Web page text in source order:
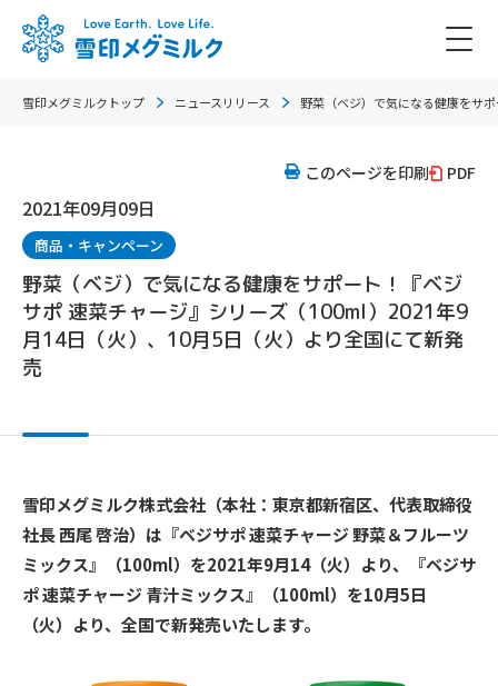
雪印メグミルクトップ ニュースリリース 野菜（ベジ）で気になる健康をサ
このページを印刷 PDF
2021年09月09日
商品・キャンペーン
野菜（ベジ）で気になる健康をサポート！『ベジ
サポ 速菜チャージ』シリーズ（100ml）2021年9
月14日（火）、10月5日（火）より全国にて新発
売
雪印メグミルク株式会社（本社：東京都新宿区、代表取締役
社長 西尾 啓治）は『ベジサポ 速菜チャージ 野菜＆フルーツ
ミックス』（100ml）を2021年9月14（火）より、『ベジサ
ポ 速菜チャージ 青汁ミックス』（100ml）を10月5日
（火）より、全国で新発売いたします。